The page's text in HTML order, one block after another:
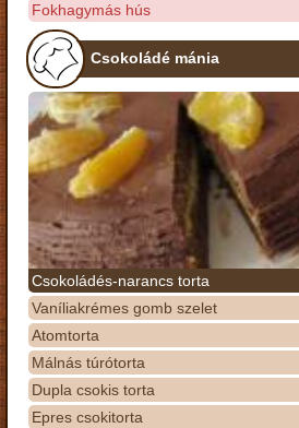
Fokhagymás hús
Csokoládé mánia
Csokoládés-narancs torta
Vaníliakrémes gomb szelet
Atomtorta
Málnás túrótorta
Dupla csokis torta
Epres csokitorta